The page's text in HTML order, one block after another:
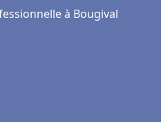
à Bougival